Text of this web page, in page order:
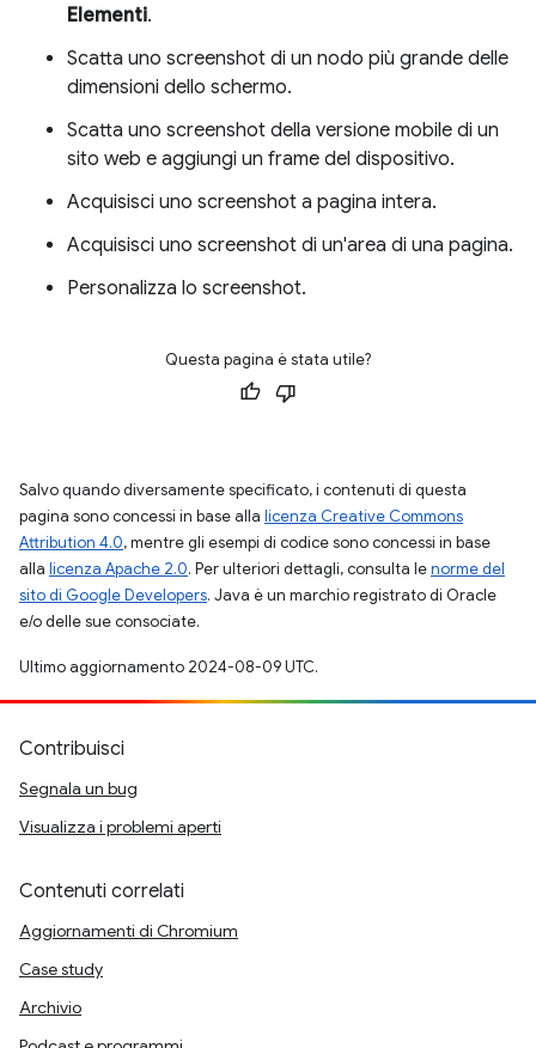
Elementi.
Scatta uno screenshot di un nodo più grande delle
dimensioni dello schermo.
Scatta uno screenshot della versione mobile di un
sito web e aggiungi un frame del dispositivo.
Acquisisci uno screenshot a pagina intera.
Acquisisci uno screenshot di un'area di una pagina.
Personalizza lo screenshot.
Questa pagina è stata utile?
Salvo quando diversamente specificato, i contenuti di questa
pagina sono concessi in base alla licenza Creative Commons
Attribution 4.0, mentre gli esempi di codice sono concessi in base
alla licenza Apache 2.0. Per ulteriori dettagli, consulta lenorme del
sito di Google Developers. Java è un marchio registrato di Oracle
e/o delle sue consociate.
Ultimo aggiornamento 2024-08-09 UTC.
Contribuisci
Segnala un bug
Visualizza i problemi aperti
Contenuti correlati
Aggiornamenti di Chromium
Case study
Archivio